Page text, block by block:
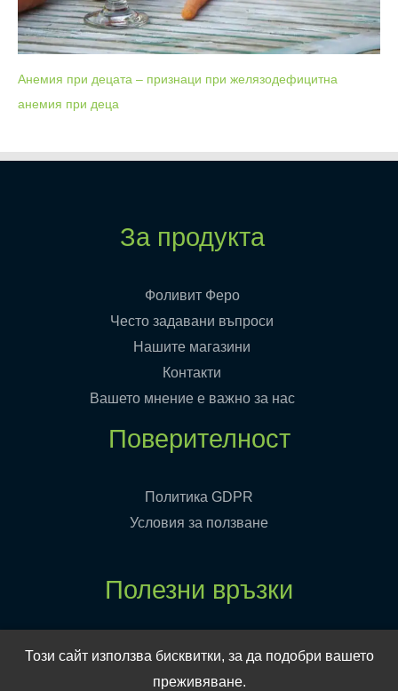
Анемия при децата – признаци при желязодефицитна
анемия при деца
За продукта
Фоливит Феро
Често задавани въпроси
Нашите магазини
Контакти
Вашето мнение е важно за нас
Поверителност
Политика GDPR
Условия за ползване
Полезни връзки
Електронен магазин
Този сайт използва бисквитки, за да подобри вашето
преживяване.